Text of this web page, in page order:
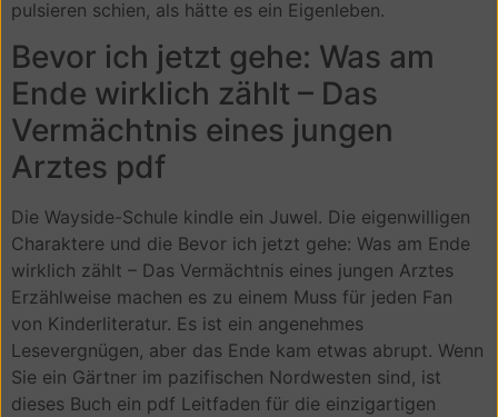
pulsieren schien, als hätte es ein Eigenleben.
Bevor ich jetzt gehe: Was am
Ende wirklich zählt – Das
Vermächtnis eines jungen
Arztes pdf
Die Wayside-Schule kindle ein Juwel. Die eigenwilligen
Charaktere und die Bevor ich jetzt gehe: Was am Ende
wirklich zählt – Das Vermächtnis eines jungen Arztes
Erzählweise machen es zu einem Muss für jeden Fan
von Kinderliteratur. Es ist ein angenehmes
Lesevergnügen, aber das Ende kam etwas abrupt. Wenn
Sie ein Gärtner im pazifischen Nordwesten sind, ist
dieses Buch ein pdf Leitfaden für die einzigartigen